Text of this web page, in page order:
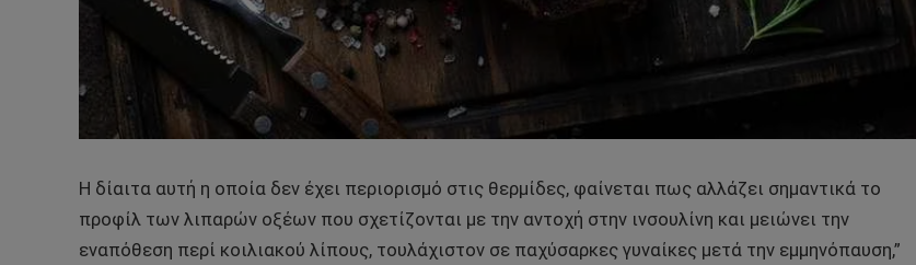
Η δίαιτα αυτή η οποία δεν έχει περιορισμό στις θερμίδες, φαίνεται πως αλλάζει σημαντικά το
προφίλ των λιπαρών οξέων που σχετίζονται με την αντοχή στην ινσουλίνη και μειώνει την
εναπόθεση περί κοιλιακού λίπους, τουλάχιστον σε παχύσαρκες γυναίκες μετά την εμμηνόπαυση,”